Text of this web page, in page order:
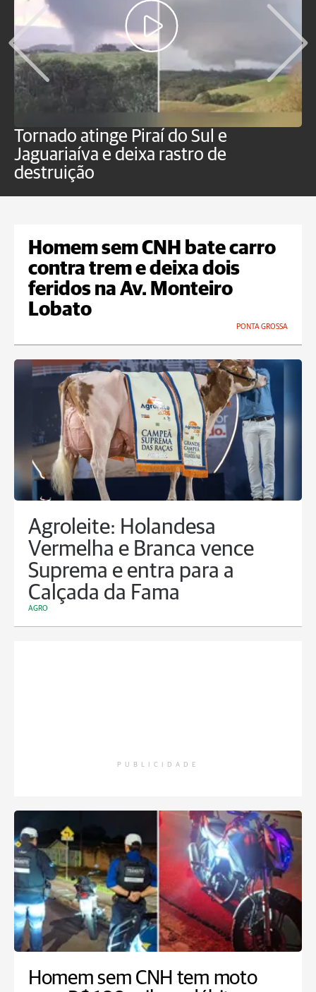
Tornado atinge Piraí do Sul e
Jaguariaíva e deixa rastro de
destruição
Homem sem CNH bate carro
contra trem e deixa dois
feridos na Av. Monteiro
Lobato
PONTA GROSSA
Agroleite: Holandesa
Vermelha e Branca vence
Suprema e entra para a
Calçada da Fama
AGRO
PUBLICIDADE
Homem sem CNH tem moto